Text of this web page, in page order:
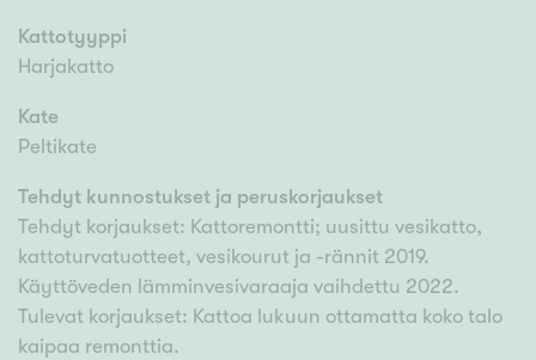
Kattotyyppi
Harjakatto
Kate
Peltikate
Tehdyt kunnostukset ja peruskorjaukset
Tehdyt korjaukset: Kattoremontti; uusittu vesikatto,
kattoturvatuotteet, vesikourut ja -rännit 2019.
Käyttöveden lämminvesivaraaja vaihdettu 2022.
Tulevat korjaukset: Kattoa lukuun ottamatta koko talo
kaipaa remonttia.